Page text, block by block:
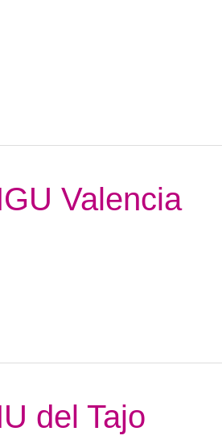
Valencia
del Tajo